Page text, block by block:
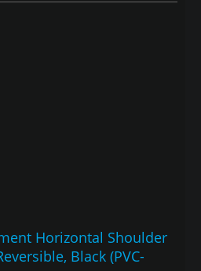
Horizontal Shoulder
Black (PVC-